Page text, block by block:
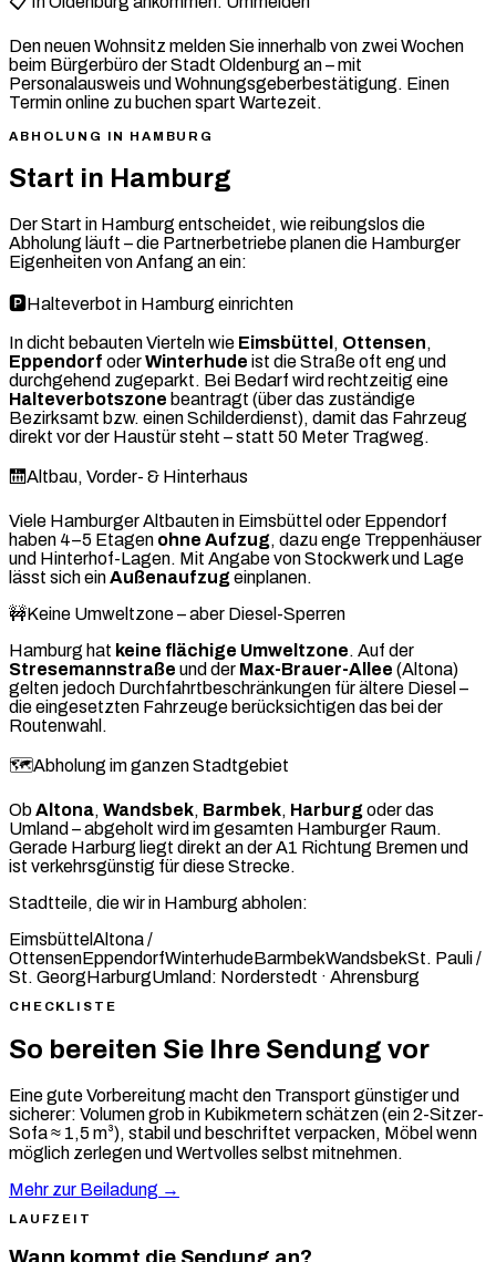
Den neuen Wohnsitz melden Sie innerhalb von zwei Wochen
beim Bürgerbüro der Stadt Oldenburg an – mit
Personalausweis und Wohnungsgeberbestätigung. Einen
Termin online zu buchen spart Wartezeit.
ABHOLUNG IN HAMBURG
Start in Hamburg
Der Start in Hamburg entscheidet, wie reibungslos die
Abholung läuft – die Partnerbetriebe planen die Hamburger
Eigenheiten von Anfang an ein:
🅿️Halteverbot in Hamburg einrichten
In dicht bebauten Vierteln wie Eimsbüttel , Ottensen,
Eppendorf oderWinterhude ist die Straße oft eng und
durchgehend zugeparkt. Bei Bedarf wird rechtzeitig eine
Halteverbotszone beantragt (über das zuständige
Bezirksamt bzw. einen Schilderdienst), damit das Fahrzeug
direkt vor der Haustür steht – statt 50 Meter Tragweg.
🛗Altbau, Vorder- & Hinterhaus
Viele Hamburger Altbauten in Eimsbüttel oder Eppendorf
haben 4–5 Etagen ohne Aufzug, dazu enge Treppenhäuser
und Hinterhof-Lagen. Mit Angabe von Stockwerk und Lage
lässt sich einAußenaufzugeinplanen.
🚧Keine Umweltzone – aber Diesel-Sperren
Hamburg hat keine flächige Umweltzone. Auf der
Stresemannstraße und der Max-Brauer-Allee (Altona)
gelten jedoch Durchfahrtbeschränkungen für ältere Diesel –
die eingesetzten Fahrzeuge berücksichtigen das bei der
Routenwahl.
🗺️Abholung im ganzen Stadtgebiet
ObAltona, Wandsbek, Barmbek, Harburgoder das
Umland – abgeholt wird im gesamten Hamburger Raum.
Gerade Harburg liegt direkt an der A1 Richtung Bremen und
ist verkehrsgünstig für diese Strecke.
Stadtteile, die wir in Hamburg abholen:
EimsbüttelAltona /
OttensenEppendorfWinterhudeBarmbekWandsbekSt. Pauli /
St. GeorgHarburgUmland: Norderstedt · Ahrensburg
CHECKLISTE
So bereiten Sie Ihre Sendung vor
Eine gute Vorbereitung macht den Transport günstiger und
sicherer: Volumen grob in Kubikmetern schätzen (ein 2-Sitzer-
Sofa ≈ 1,5 m³), stabil und beschriftet verpacken, Möbel wenn
möglich zerlegen und Wertvolles selbst mitnehmen.
Mehr zur Beiladung →
LAUFZEIT
Wann kommt die Sendung an?